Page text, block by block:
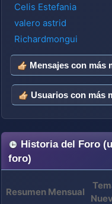
Celis Estefania
valero astrid
Richardmongui
Mensajes con más
Usuarios con más
Historia del Foro
foro)
Resumen Mensual